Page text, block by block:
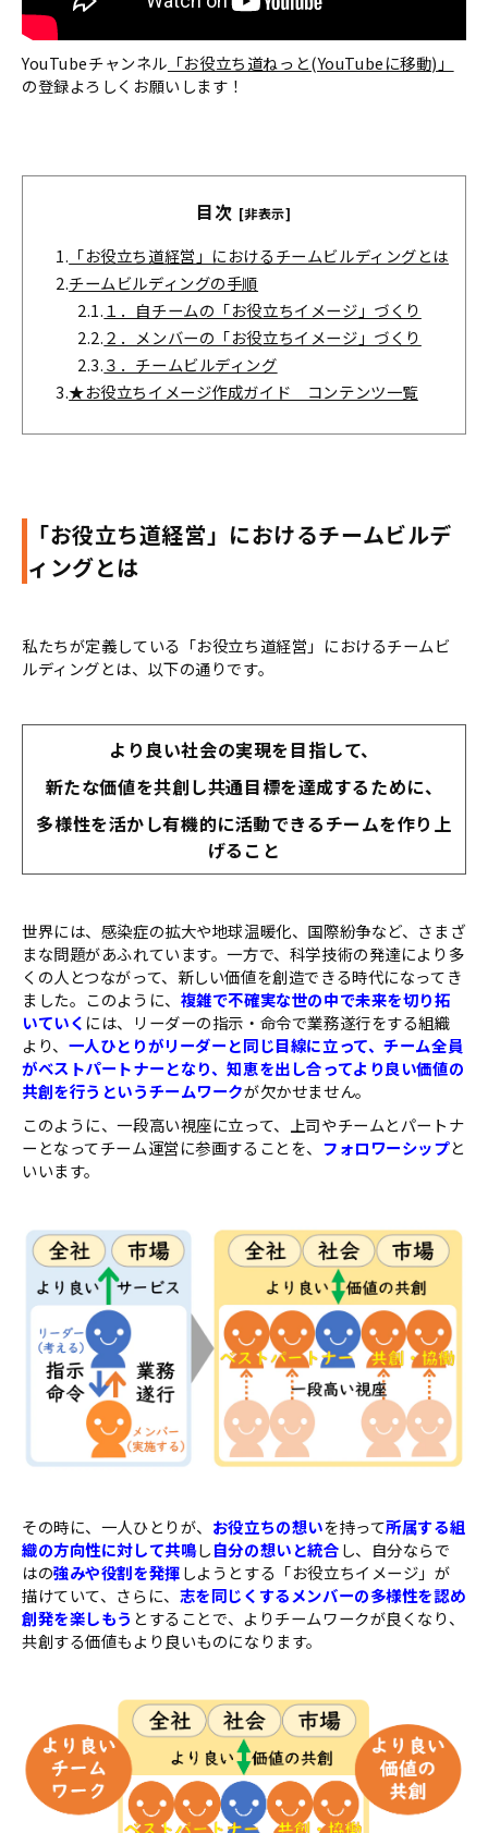
YouTubeチャンネル 「お役立ち道ねっと(YouTubeに移動)」
の登録よろしくお願いします！
目次 [非表示]
1. 「お役立ち道経営」におけるチームビルディングとは
2.チームビルディングの手順
2.1.１．自チームの「お役立ちイメージ」づくり
2.2.２．メンバーの「お役立ちイメージ」づくり
2.3.３．チームビルディング
3.★お役立ちイメージ作成ガイド コンテンツ一覧
「お役立ち道経営」におけるチームビルデ
ィングとは
私たちが定義している「お役立ち道経営」におけるチームビ
ルディングとは、以下の通りです。
より良い社会の実現を目指して、
新たな価値を共創し共通目標を達成するために、
多様性を活かし有機的に活動できるチームを作り上
げること
世界には、感染症の拡大や地球温暖化、国際紛争など、さまざ
まな問題があふれています。一方で、科学技術の発達により多
くの人とつながって、新しい価値を創造できる時代になってき
ました。このように、 複雑で不確実な世の中で未来を切り拓
いていく には、リーダーの指示・命令で業務遂行をする組織
より、 一人ひとりがリーダーと同じ目線に立って、チーム全員
がベストパートナーとなり、知恵を出し合ってより良い価値の
共創を行うというチームワークが欠かせません。
このように、一段高い視座に立って、上司やチームとパートナ
ーとなってチーム運営に参画することを、 フォロワーシップと
いいます。
その時に、一人ひとりが、 お役立ちの想いを持って所属する組
織の方向性に対して共鳴し自分の想いと統合し、自分ならで
はの強みや役割を発揮しようとする「お役立ちイメージ」が
描けていて、さらに、 志を同じくするメンバーの多様性を認め
創発を楽しもう とすることで、よりチームワークが良くなり、
共創する価値もより良いものになります。